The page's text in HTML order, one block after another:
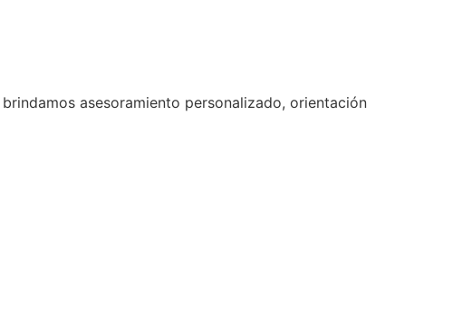
asesoramiento personalizado, orientación